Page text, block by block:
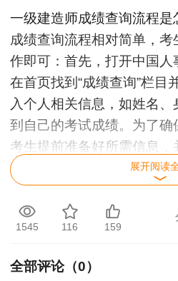
一级建造师成绩查询流程是
成绩查询流程相对简单，
作即可：首先，打开中国人
在首页找到“成绩查询”栏目
入个人相关信息，如姓名
到自己的考试成绩。为了确
考生提前准备好所需信息
录网站查询。
2024年一级建造师考试成
了解成绩查询方式的同时
目的合格分数线如下：《
展开阅读
1545 116 159
全部评论（0）